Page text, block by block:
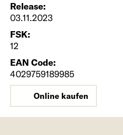
Release:
03.11.2023
FSK:
12
EAN Code:
4029759189985
Online kaufen